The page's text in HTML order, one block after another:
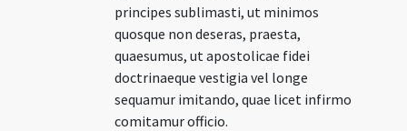
principes sublimasti, ut minimos
quosque non deseras, praesta,
quaesumus, ut apostolicae fidei
doctrinaeque vestigia vel longe
sequamur imitando, quae licet infirmo
comitamur officio.